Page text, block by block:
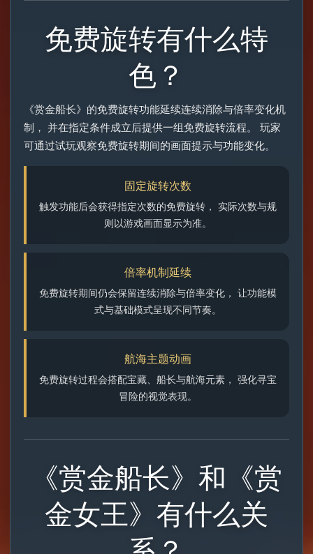
免费旋转有什么特
色？
《赏金船长》的免费旋转功能延续连续消除与倍率变化机
制， 并在指定条件成立后提供一组免费旋转流程。 玩家
可通过试玩观察免费旋转期间的画面提示与功能变化。
固定旋转次数
触发功能后会获得指定次数的免费旋转， 实际次数与规
则以游戏画面显示为准。
倍率机制延续
免费旋转期间仍会保留连续消除与倍率变化， 让功能模
式与基础模式呈现不同节奏。
航海主题动画
免费旋转过程会搭配宝藏、船长与航海元素， 强化寻宝
冒险的视觉表现。
《赏金船长》和《赏
金女王》有什么关